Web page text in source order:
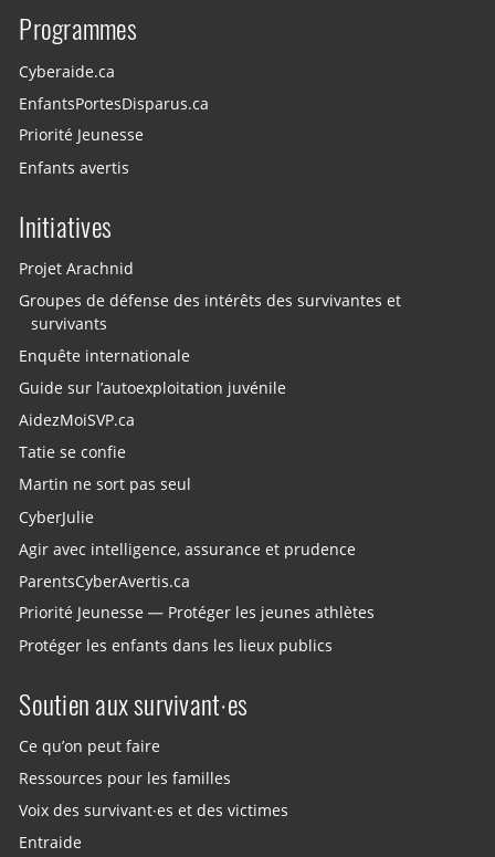
Programmes
Cyberaide.ca
EnfantsPortesDisparus.ca
Priorité Jeunesse
Enfants avertis
Initiatives
Projet Arachnid
Groupes de défense des intérêts des survivantes et
survivants
Enquête internationale
Guide sur l’autoexploitation juvénile
AidezMoiSVP.ca
Tatie se confie
Martin ne sort pas seul
CyberJulie
Agir avec intelligence, assurance et prudence
ParentsCyberAvertis.ca
Priorité Jeunesse — Protéger les jeunes athlètes
Protéger les enfants dans les lieux publics
Soutien aux survivant·es
Ce qu’on peut faire
Ressources pour les familles
Voix des survivant·es et des victimes
Entraide